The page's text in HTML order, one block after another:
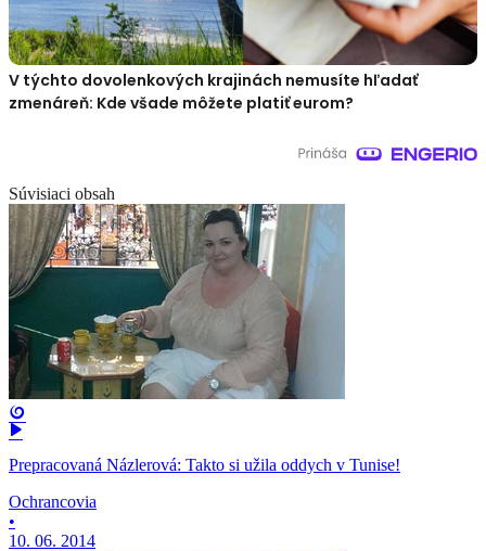
V týchto dovolenkových krajinách nemusíte hľadať
zmenáreň: Kde všade môžete platiť eurom?
Súvisiaci obsah
Prepracovaná Názlerová: Takto si užila oddych v Tunise!
Ochrancovia
•
10. 06. 2014